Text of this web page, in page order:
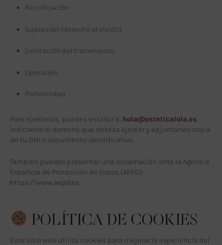
Rectificación
Supresión (derecho al olvido)
Limitación del tratamiento
Oposición
Portabilidad
Para ejercerlos, puedes escribir a: hola@esteticalola.es,
indicando el derecho que deseas ejercer y adjuntando copia
de tu DNI o documento identificativo.
También puedes presentar una reclamación ante la Agencia
Española de Protección de Datos (AEPD):
https://www.aepd.es
POLÍTICA DE COOKIES
Este sitio web utiliza cookies para mejorar la experiencia del